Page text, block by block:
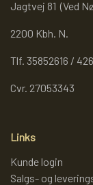
Jagtvej 81 (Ved
2200 Kbh. N.
Tlf. 35852616 /
Cvr. 27053343
Links
Kunde login
Salgs- og